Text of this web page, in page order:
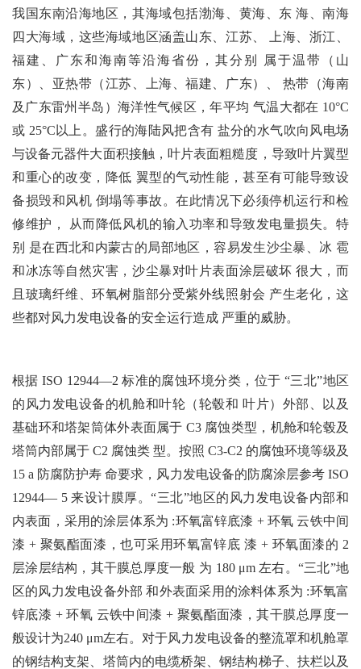
我国东南沿海地区，其海域包括渤海、黄海、东 海、南海
四大海域，这些海域地区涵盖山东、江苏、 上海、浙江、
福建、广东和海南等沿海省份，其分别 属于温带（山
东）、亚热带（江苏、上海、福建、广东）、 热带（海南
及广东雷州半岛）海洋性气候区，年平均 气温大都在 10°C
或 25°C以上。盛行的海陆风把含有 盐分的水气吹向风电场
与设备元器件大面积接触， 叶片表面粗糙度，导致叶片翼型
和重心的改变，降低 翼型的气动性能，甚至有可能导致设
备损毁和风机 倒塌等事故。在此情况下必须停机运行和检
修维护， 从而降低风机的输入功率和导致发电量损失。特
别 是在西北和内蒙古的局部地区，容易发生沙尘暴、冰 雹
和冰冻等自然灾害，沙尘暴对叶片表面涂层破坏 很大，而
且玻璃纤维、环氧树脂部分受紫外线照射会 产生老化，这
些都对风力发电设备的安全运行造成 严重的威胁。
根据 ISO 12944—2 标准的腐蚀环境分类，位于 “三北”地区
的风力发电设备的机舱和叶轮（轮毂和 叶片）外部、以及
基础环和塔架筒体外表面属于 C3 腐蚀类型，机舱和轮毂及
塔筒内部属于 C2 腐蚀类 型。按照 C3-C2 的腐蚀环境等级及
15 a 防腐防护寿 命要求，风力发电设备的防腐涂层参考 ISO
12944— 5 来设计膜厚。“三北”地区的风力发电设备内部和
内表面，采用的涂层体系为 :环氧富锌底漆 + 环氧 云铁中间
漆 + 聚氨酯面漆，也可采用环氧富锌底 漆 + 环氧面漆的 2
层涂层结构，其干膜总厚度一般 为 180 μm 左右。“三北”地
区的风力发电设备外部 和外表面采用的涂料体系为 :环氧富
锌底漆 + 环氧 云铁中间漆 + 聚氨酯面漆，其干膜总厚度一
般设计为240 μm左右。对于风力发电设备的整流罩和机舱罩
的钢结构支架、塔筒内的电缆桥架、钢结构梯子、扶栏以及